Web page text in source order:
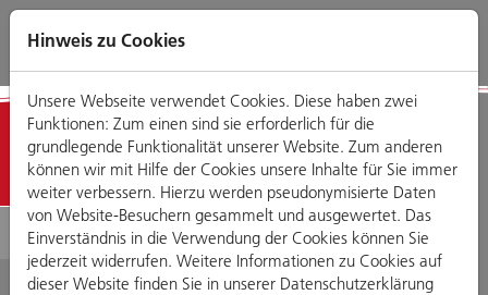
Direkt
zum
Zum
Hauptmenü
Zum
Footermenü
Zur
Website-
Detailansicht
Hinweis zu Cookies
Unsere Webseite verwendet Cookies. Diese haben zwei
Funktionen: Zum einen sind sie erforderlich für die
grundlegende Funktionalität unserer Website. Zum anderen
können wir mit Hilfe der Cookies unsere Inhalte für Sie immer
weiter verbessern. Hierzu werden pseudonymisierte Daten
von Website-Besuchern gesammelt und ausgewertet. Das
Einverständnis in die Verwendung der Cookies können Sie
jederzeit widerrufen. Weitere Informationen zu Cookies auf
dieser Website finden Sie in unserer Datenschutzerklärung